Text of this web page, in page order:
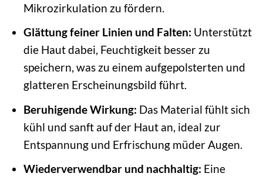
Mikrozirkulation zu fördern.
Glättung feiner Linien und Falten: Unterstützt
die Haut dabei, Feuchtigkeit besser zu
speichern, was zu einem aufgepolsterten und
glatteren Erscheinungsbild führt.
Beruhigende Wirkung: Das Material fühlt sich
kühl und sanft auf der Haut an, ideal zur
Entspannung und Erfrischung müder Augen.
Wiederverwendbar und nachhaltig: Eine